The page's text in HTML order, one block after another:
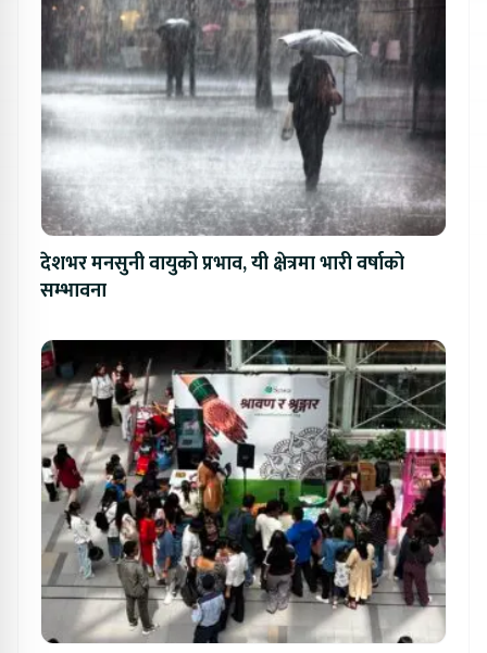
देशभर मनसुनी वायुको प्रभाव, यी क्षेत्रमा भारी वर्षाको
सम्भावना